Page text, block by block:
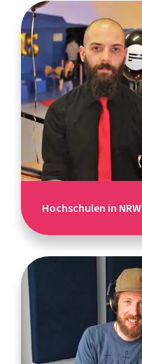
Hochschulen in NRW